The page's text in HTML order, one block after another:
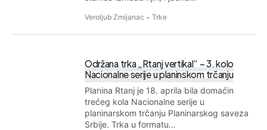
Veroljub Zmijanac Trke
Održana trka „Rtanj vertikal“ – 3. kolo
Nacionalne serije u planinskom trčanju
Planina Rtanj je 18. aprila bila domaćin
trećeg kola Nacionalne serije u
planinarskom trčanju Planinarskog saveza
Srbije. Trka u formatu…